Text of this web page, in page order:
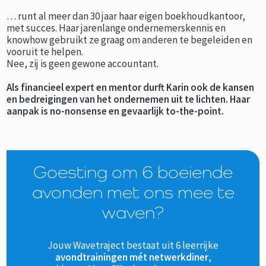
… runt al meer dan 30 jaar haar eigen boekhoudkantoor,
met succes. Haar jarenlange ondernemerskennis en
knowhow gebruikt ze graag om anderen te begeleiden en
vooruit te helpen.
Nee, zij is geen gewone accountant.
Als financieel expert en mentor durft Karin ook de kansen
en bedreigingen van het ondernemen uit te lichten. Haar
aanpak is no-nonsense en gevaarlijk to-the-point.
Goesting om 6 boeiende
avonden met ons mee te
waven?
Jouw Wavetraject bestaat uit 6 leerrijke
avondtrainingen mét netwerkdiner,